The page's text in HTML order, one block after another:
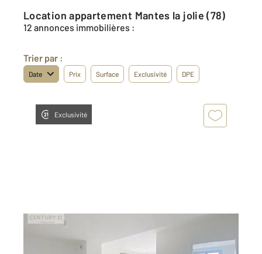
Location appartement Mantes la jolie (78)
12 annonces immobilières :
Trier par :
Date Prix Surface Exclusivité DPE
Exclusivité
MANTES LA JOLIE 78
, 3 pièces